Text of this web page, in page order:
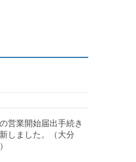
営業開始届出手続き
しました。（大分